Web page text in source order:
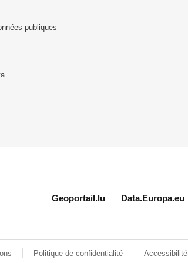
publiques
Geoportail.lu Data.Europa.eu
Politique de confidentialité Accessibilité